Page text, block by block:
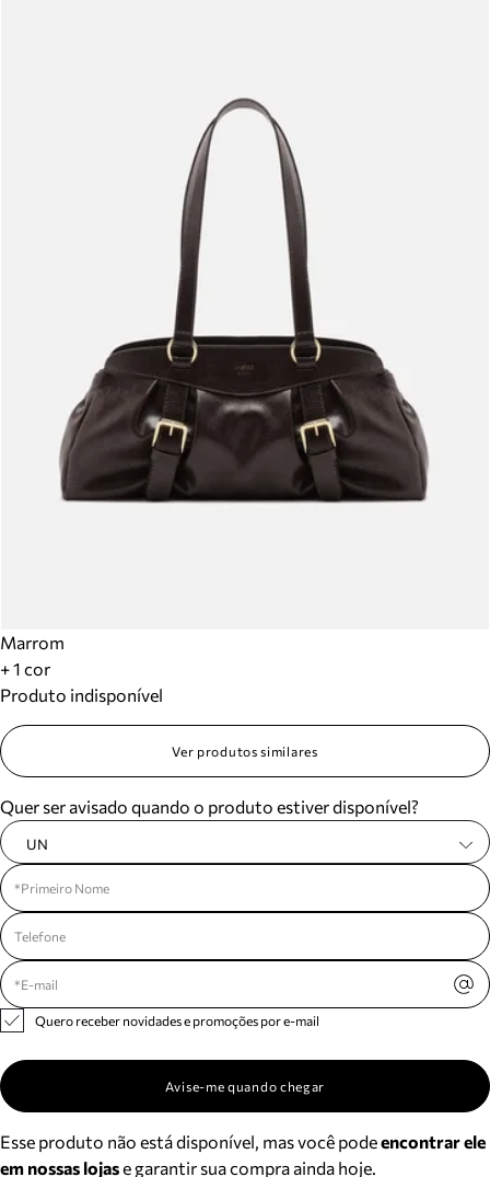
Marrom
+ 1 cor
Produto indisponível
Ver produtos similares
Quer ser avisado quando o produto estiver disponível?
UN
Quero receber novidades e promoções por e-mail
Avise-me quando chegar
Esse produto não está disponível, mas você podeencontrar ele
em nossas lojase garantir sua compra ainda hoje.